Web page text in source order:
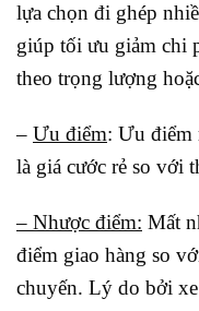
lựa chọn đi ghép
giúp tối ưu giảm chi
theo trọng lượng
– Ưu điểm: Ưu điểm
là giá cước rẻ so với
– Nhược điểm: Mất
điểm giao hàng so
chuyến. Lý do bởi